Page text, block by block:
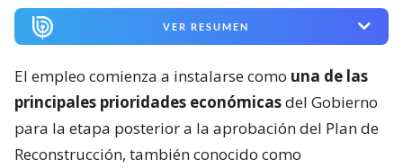
VER RESUMEN
El empleo comienza a instalarse como una de las
principales prioridades económicasdel Gobierno
para la etapa posterior a la aprobación del Plan de
Reconstrucción, también conocido como